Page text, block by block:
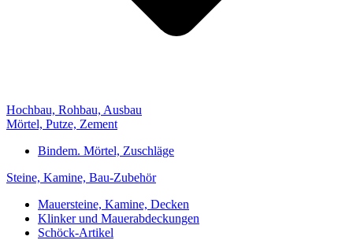
Hochbau, Rohbau, Ausbau
Mörtel, Putze, Zement
Bindem. Mörtel, Zuschläge
Steine, Kamine, Bau-Zubehör
Mauersteine, Kamine, Decken
Klinker und Mauerabdeckungen
Schöck-Artikel